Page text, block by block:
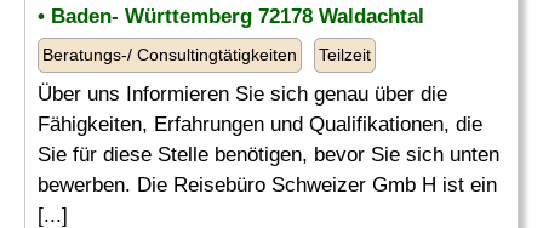
• Baden- Württemberg 72178 Waldachtal
Beratungs-/ Consultingtätigkeiten Teilzeit
Über uns Informieren Sie sich genau über die
Fähigkeiten, Erfahrungen und Qualifikationen, die
Sie für diese Stelle benötigen, bevor Sie sich unten
bewerben. Die Reisebüro Schweizer Gmb H ist ein
[...]